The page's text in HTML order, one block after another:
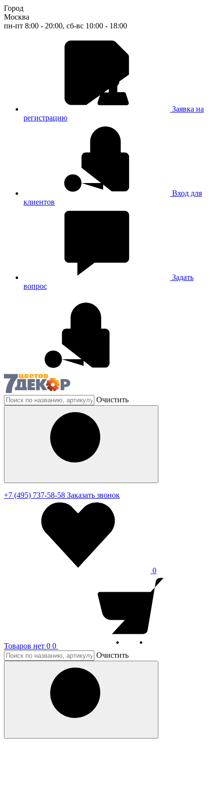
Город
Москва
пн-пт 8:00 - 20:00, сб-вс 10:00 - 18:00
Заявка на
регистрацию
Вход для
клиентов
Задать
вопрос
Очистить
+7 (495) 737-58-58 Заказать звонок
0
Товаров нет 0 0
Очистить